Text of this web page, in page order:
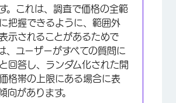
。これは、調査で価格の全範
把握できるように、範囲外
示されることがあるためで
、ユーザーがすべての質問に
回答し、ランダム化された開
格帯の上限にある場合に表
向があります。